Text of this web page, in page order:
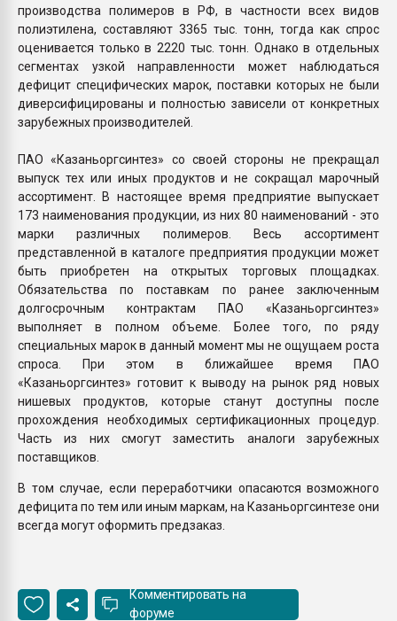
производства полимеров в РФ, в частности всех видов
полиэтилена, составляют 3365 тыс. тонн, тогда как спрос
оценивается только в 2220 тыс. тонн. Однако в отдельных
сегментах узкой направленности может наблюдаться
дефицит специфических марок, поставки которых не были
диверсифицированы и полностью зависели от конкретных
зарубежных производителей.
ПАО «Казаньоргсинтез» со своей стороны не прекращал
выпуск тех или иных продуктов и не сокращал марочный
ассортимент. В настоящее время предприятие выпускает
173 наименования продукции, из них 80 наименований - это
марки различных полимеров. Весь ассортимент
представленной в каталоге предприятия продукции может
быть приобретен на открытых торговых площадках.
Обязательства по поставкам по ранее заключенным
долгосрочным контрактам ПАО «Казаньоргсинтез»
выполняет в полном объеме. Более того, по ряду
специальных марок в данный момент мы не ощущаем роста
спроса. При этом в ближайшее время ПАО
«Казаньоргсинтез» готовит к выводу на рынок ряд новых
нишевых продуктов, которые станут доступны после
прохождения необходимых сертификационных процедур.
Часть из них смогут заместить аналоги зарубежных
поставщиков.
В том случае, если переработчики опасаются возможного
дефицита по тем или иным маркам, на Казаньоргсинтезе они
всегда могут оформить предзаказ.
Комментировать на
форуме